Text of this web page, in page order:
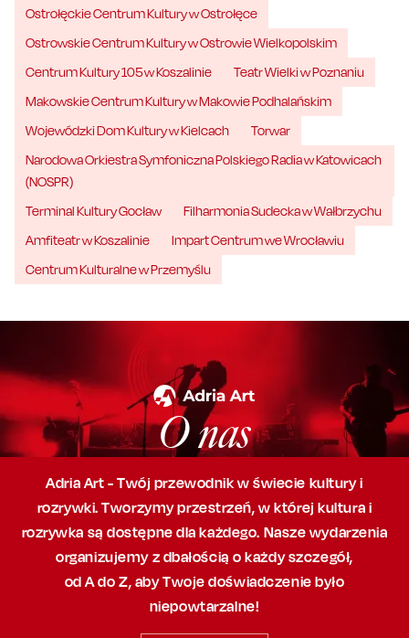
Ostrołęckie Centrum Kultury w Ostrołęce
Ostrowskie Centrum Kultury w Ostrowie Wielkopolskim
Centrum Kultury 105 w Koszalinie
Teatr Wielki w Poznaniu
Makowskie Centrum Kultury w Makowie Podhalańskim
Wojewódzki Dom Kultury w Kielcach
Torwar
Narodowa Orkiestra Symfoniczna Polskiego Radia w Katowicach
(NOSPR)
Terminal Kultury Gocław
Filharmonia Sudecka w Wałbrzychu
Amfiteatr w Koszalinie
Impart Centrum we Wrocławiu
Centrum Kulturalne w Przemyślu
O nas
Adria Art - Twój przewodnik w świecie kultury i
rozrywki. Tworzymy przestrzeń,w której kultura i
rozrywka są dostępne dla każdego. Nasze wydarzenia
organizujemy z dbałością o każdy szczegół,
od A do Z, abyTwoje doświadczenie było
niepowtarzalne!